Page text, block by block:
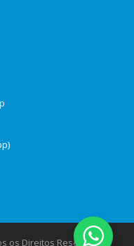
os Direitos Reservados.